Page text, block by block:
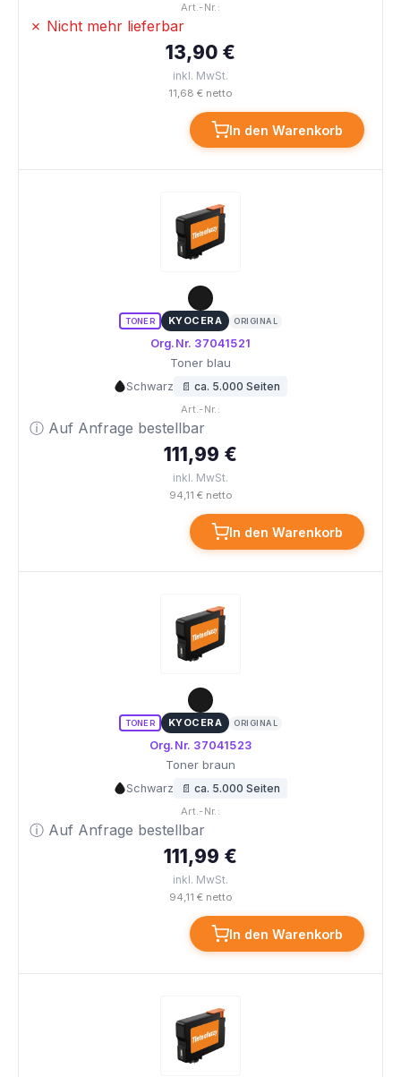
Art.-Nr.:
✗ Nicht mehr lieferbar
13,90 €
inkl. MwSt.
11,68 € netto
In den Warenkorb
TONER KYOCERA ORIGINAL
Org.Nr. 37041521
Toner blau
Schwarz 📄 ca. 5.000 Seiten
Art.-Nr.:
ⓘ Auf Anfrage bestellbar
111,99 €
inkl. MwSt.
94,11 € netto
In den Warenkorb
TONER KYOCERA ORIGINAL
Org.Nr. 37041523
Toner braun
Schwarz 📄 ca. 5.000 Seiten
Art.-Nr.:
ⓘ Auf Anfrage bestellbar
111,99 €
inkl. MwSt.
94,11 € netto
In den Warenkorb